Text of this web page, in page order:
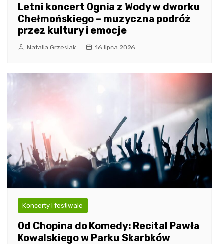
Letni koncert Ognia z Wody w dworku
Chełmońskiego – muzyczna podróż
przez kultury i emocje
Natalia Grzesiak 16 lipca 2026
Koncerty i festiwale
Od Chopina do Komedy: Recital Pawła
Kowalskiego w Parku Skarbków